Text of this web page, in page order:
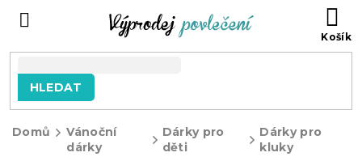
HLEDAT
Domů
Vánoční
dárky
Dárky pro
děti
Dárky pro
kluky